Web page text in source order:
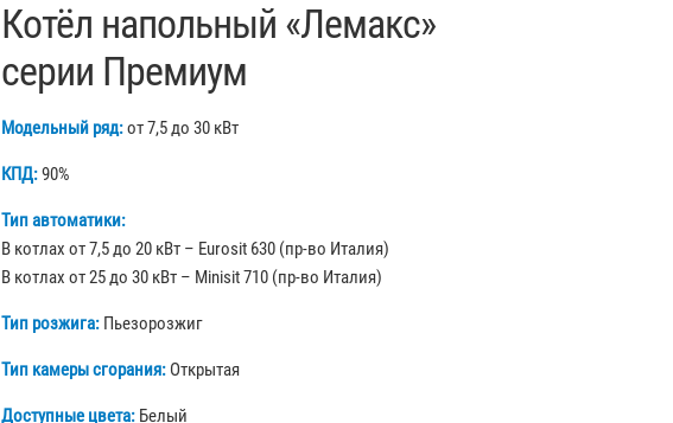
Котёл напольный «Лемакс»
серии Премиум
Модельный ряд:от 7,5 до 30 кВт
КПД:90%
Тип автоматики:
В котлах от 7,5 до 20 кВт – Eurosit 630 (пр-во Италия)
В котлах от 25 до 30 кВт – Minisit 710 (пр-во Италия)
Тип розжига: Пьезорозжиг
Тип камеры сгорания: Открытая
Доступные цвета: Белый